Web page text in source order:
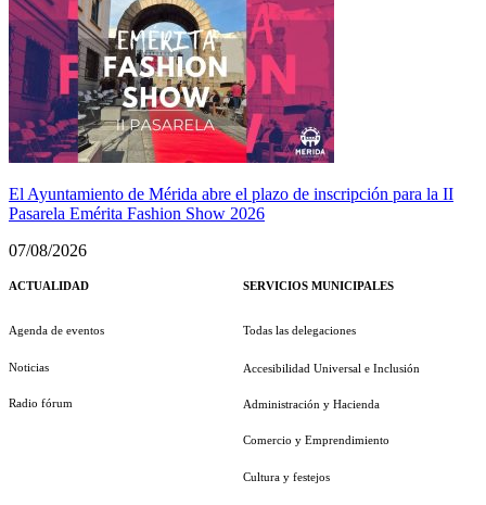
El Ayuntamiento de Mérida abre el plazo de inscripción para la II
Pasarela Emérita Fashion Show 2026
07/08/2026
ACTUALIDAD
Agenda de eventos
Noticias
Radio fórum
SERVICIOS MUNICIPALES
Todas las delegaciones
Accesibilidad Universal e Inclusión
Administración y Hacienda
Comercio y Emprendimiento
Cultura y festejos